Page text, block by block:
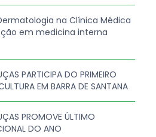
na Clínica Médica
em medicina interna
PARTICIPA DO PRIMEIRO
EM BARRA DE SANTANA
PROMOVE ÚLTIMO
DO ANO